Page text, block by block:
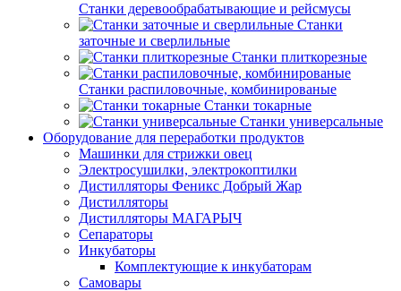
Станки деревообрабатывающие и рейсмусы
Станки
заточные и сверлильные
Станки плиткорезные
Станки распиловочные, комбинированые
Станки токарные
Станки универсальные
Оборудование для переработки продуктов
Машинки для стрижки овец
Электросушилки, электрокоптилки
Дистилляторы Феникс Добрый Жар
Дистилляторы
Дистилляторы МАГАРЫЧ
Сепараторы
Инкубаторы
Комплектующие к инкубаторам
Самовары